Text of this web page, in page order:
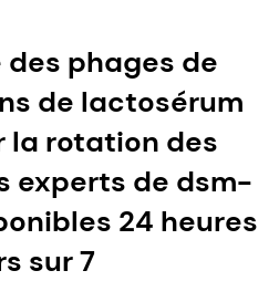
phages de
de lactosérum
la rotation des
experts de dsm-
24 heures
sur 7